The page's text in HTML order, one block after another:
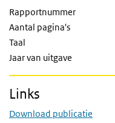
Rapportnummer
Aantal pagina's
Taal
Jaar van uitgave
Links
Download publicatie